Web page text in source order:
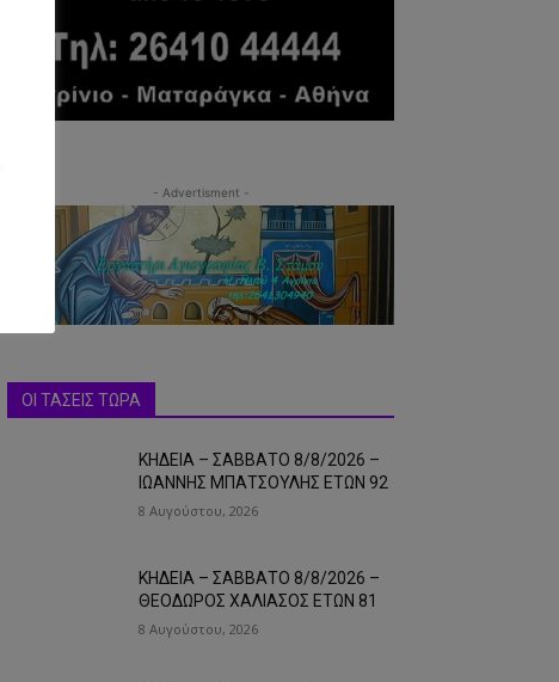
- Advertisment -
ΟΙ ΤΑΣΕΙΣ ΤΩΡΑ
ΚΗΔΕΙΑ – ΣΑΒΒΑΤΟ 8/8/2026 –
ΙΩΑΝΝΗΣ ΜΠΑΤΣΟΥΛΗΣ ΕΤΩΝ 92
8 Αυγούστου, 2026
ΚΗΔΕΙΑ – ΣΑΒΒΑΤΟ 8/8/2026 –
ΘΕΟΔΩΡΟΣ ΧΑΛΙΑΣΟΣ ΕΤΩΝ 81
8 Αυγούστου, 2026